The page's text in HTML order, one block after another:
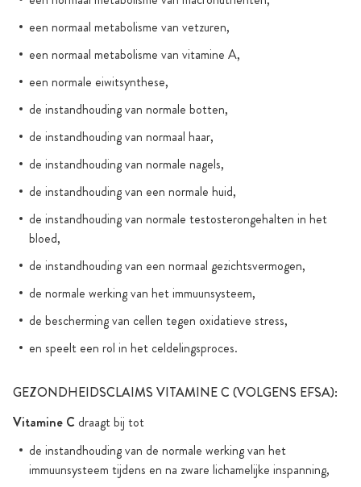
een normaal metabolisme van vetzuren,
een normaal metabolisme van vitamine A,
een normale eiwitsynthese,
de instandhouding van normale botten,
de instandhouding van normaal haar,
de instandhouding van normale nagels,
de instandhouding van een normale huid,
de instandhouding van normale testosterongehalten in het
bloed,
de instandhouding van een normaal gezichtsvermogen,
de normale werking van het immuunsysteem,
de bescherming van cellen tegen oxidatieve stress,
en speelt een rol in het celdelingsproces.
GEZONDHEIDSCLAIMS VITAMINE C (VOLGENS EFSA):
Vitamine C draagt bij tot
de instandhouding van de normale werking van het
immuunsysteem tijdens en na zware lichamelijke inspanning,